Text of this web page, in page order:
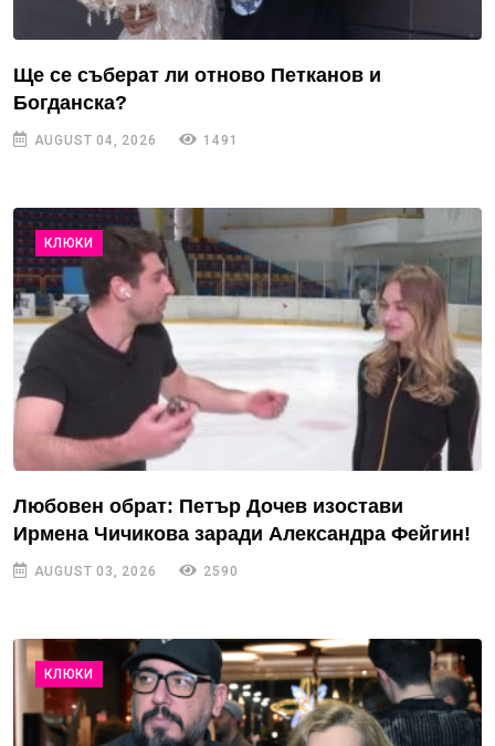
Ще се съберат ли отново Петканов и
Богданска?
AUGUST 04, 2026 1491
КЛЮКИ
Любовен обрат: Петър Дочев изостави
Ирмена Чичикова заради Александра Фейгин!
AUGUST 03, 2026 2590
КЛЮКИ